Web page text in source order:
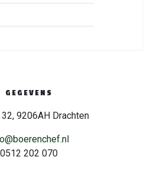
GEGEVENS
9206AH Drachten
0512 202 070